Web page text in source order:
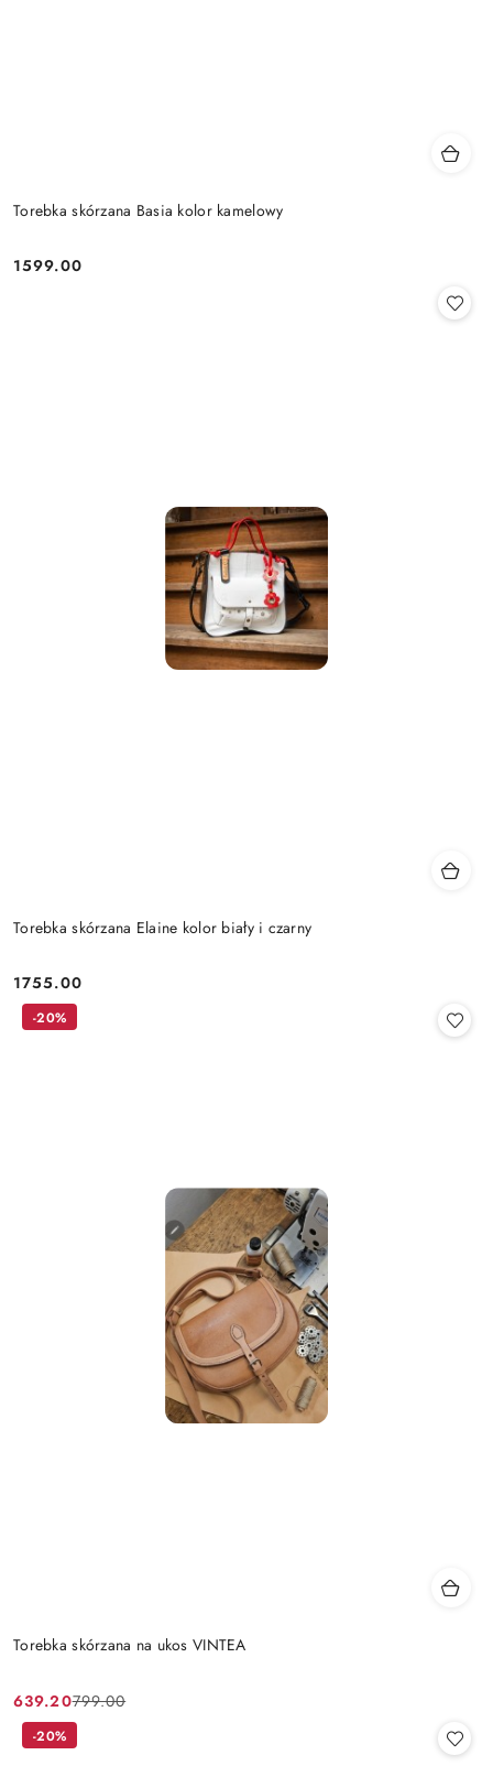
Torebka skórzana Basia kolor kamelowy
Cena:
1599.00
Torebka skórzana Elaine kolor biały i czarny
Cena:
1755.00
Torebka skórzana na ukos VINTEA
Cena
promocyjna:
639.20
Cena
przed
799.00
-20%
-20%